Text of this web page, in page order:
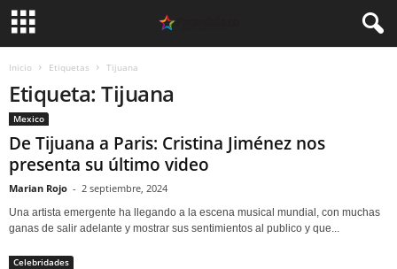
Inicio Etiquetas Tijuana
Etiqueta: Tijuana
Mexico
De Tijuana a Paris: Cristina Jiménez nos
presenta su último video
Marian Rojo - 2 septiembre, 2024
Una artista emergente ha llegando a la escena musical mundial, con muchas
ganas de salir adelante y mostrar sus sentimientos al publico y que...
Celebridades